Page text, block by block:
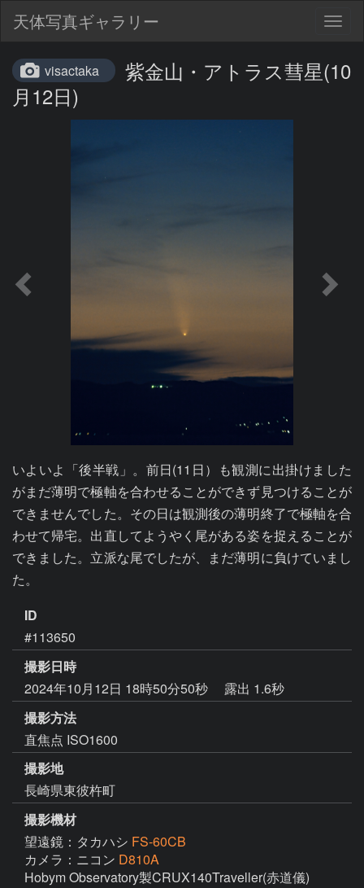
天体写真ギャラリー
visactaka
紫金山・アトラス彗星(10
月12日)
いよいよ「後半戦」。前日(11日）も観測に出掛けました
がまだ薄明で極軸を合わせることができず見つけることが
できませんでした。その日は観測後の薄明終了で極軸を合
わせて帰宅。出直してようやく尾がある姿を捉えることが
できました。立派な尾でしたが、まだ薄明に負けていまし
た。
ID
#113650
撮影日時
2024年10月12日 18時50分50秒
露出 1.6秒
撮影方法
直焦点 ISO1600
撮影地
長崎県東彼杵町
撮影機材
望遠鏡：タカハシ FS-60CB
カメラ：ニコン D810A
Hobym Observatory製CRUX140Traveller(赤道儀)